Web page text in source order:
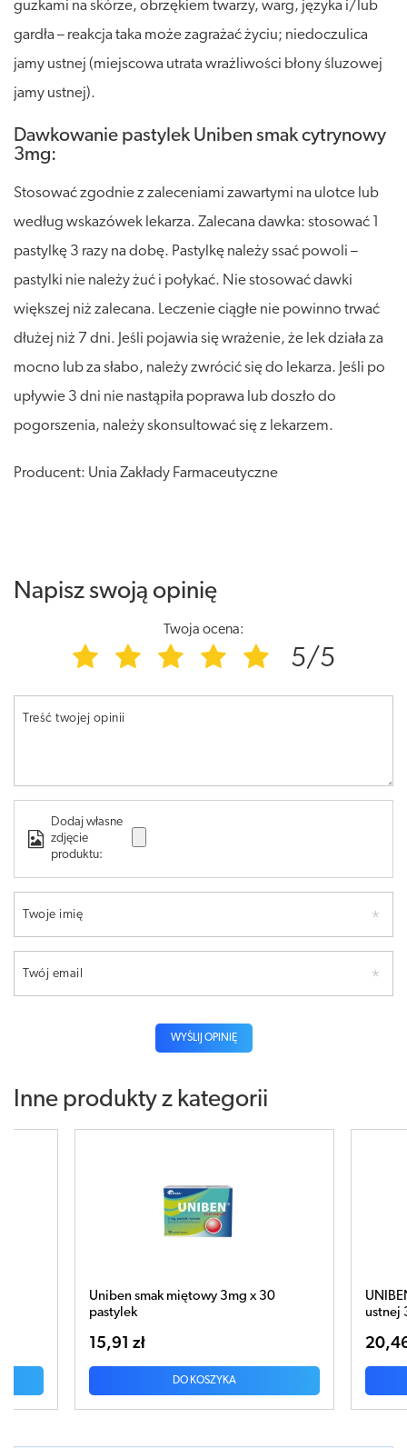
guzkami na skórze, obrzękiem twarzy, warg, języka i/lub
gardła – reakcja taka może zagrażać życiu; niedoczulica
jamy ustnej (miejscowa utrata wrażliwości błony śluzowej
jamy ustnej).
Dawkowanie pastylek Uniben smak cytrynowy
3mg:
Stosować zgodnie z zaleceniami zawartymi na ulotce lub
według wskazówek lekarza. Zalecana dawka: stosować 1
pastylkę 3 razy na dobę. Pastylkę należy ssać powoli –
pastylki nie należy żuć i połykać. Nie stosować dawki
większej niż zalecana. Leczenie ciągłe nie powinno trwać
dłużej niż 7 dni. Jeśli pojawia się wrażenie, że lek działa za
mocno lub za słabo, należy zwrócić się do lekarza. Jeśli po
upływie 3 dni nie nastąpiła poprawa lub doszło do
pogorszenia, należy skonsultować się z lekarzem.
Producent: Unia Zakłady Farmaceutyczne
Napisz swoją opinię
Twoja ocena:
5/5
Treść twojej opinii
Dodaj własne
zdjęcie
produktu:
Twoje imię
Twój email
WYŚLIJ OPINIĘ
Inne produkty z kategorii
UNIBEN aerozol do stosowania w jamie
ustnej 30ml
20,46 zł
DO KOSZYKA